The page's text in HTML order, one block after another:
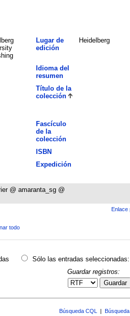
Lugar de
edición
Heidelberg
Idioma del
resumen
Título de la
colección
Fascículo
de la
colección
ISBN
Expedición
@ amaranta_sg @
Enlace
todo
Sólo las entradas seleccionadas:
Guardar registros:
Guardar
Búsqueda CQL